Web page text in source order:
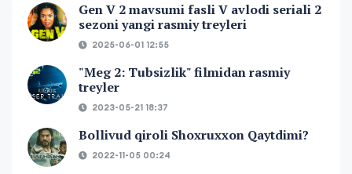
Gen V 2 mavsumi fasli V avlodi seriali 2
sezoni yangi rasmiy treyleri
2025-06-01 12:55
"Meg 2: Tubsizlik" filmidan rasmiy
treyler
2023-05-21 18:37
Bollivud qiroli Shoxruxxon Qaytdimi?
2022-11-05 00:24